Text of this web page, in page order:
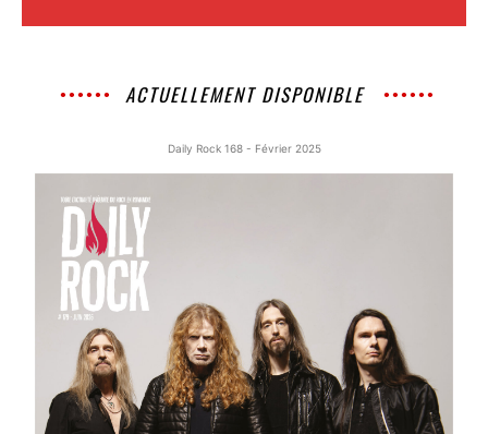
ACTUELLEMENT DISPONIBLE
Daily Rock 168 - Février 2025